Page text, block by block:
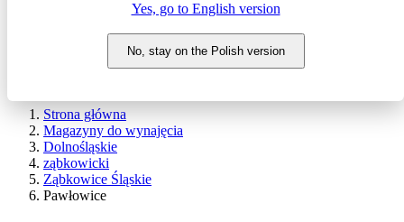
Yes, go to English version
No, stay on the Polish version
Strona główna
Magazyny do wynajęcia
Dolnośląskie
ząbkowicki
Ząbkowice Śląskie
Pawłowice